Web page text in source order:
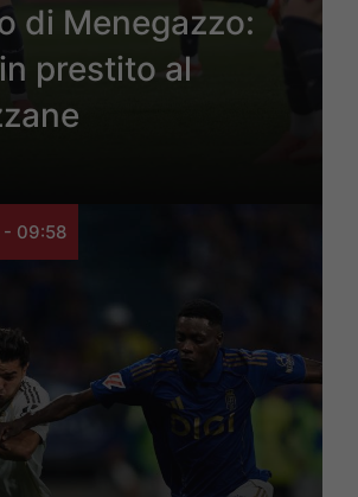
di Menegazzo:
prestito al
- 09:58